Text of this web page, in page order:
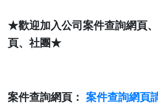
★歡迎加入公司案件查詢網頁
頁、社團★
案件查詢網頁： 案件查詢網頁